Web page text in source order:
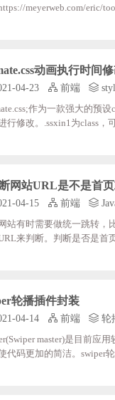
meyerweb.com/eric/
动画执行时间
04-23 前端
作为一款强大的预
行修改。.ssxin1为class，
网站URL是不是首
04-15 前端
站有时需要做统一跳转，
来判断。判断是否是首
轮播插件封装
04-14 前端 轮
master)是目前应
代码更加的简洁。swiper